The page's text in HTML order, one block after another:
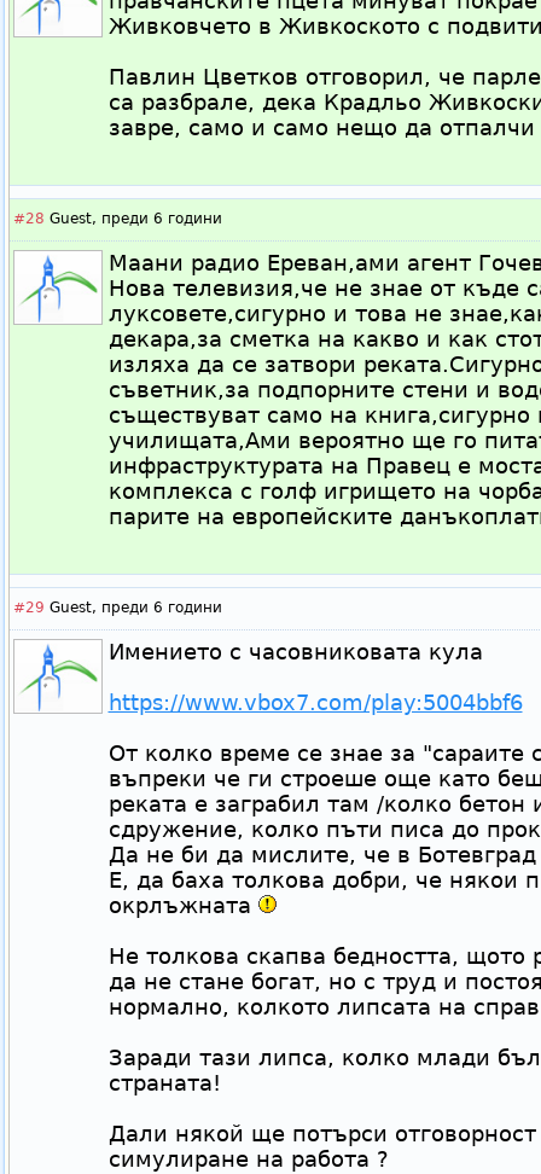
Живковчето в Живкоското с
Павлин Цветков отговорил, че
са разбрале, дека Крадльо
завре, само и само нещо да отпалчи
#28 Guest, преди 6 години
Маани радио Ереван,ами агент
Нова телевизия,че не знае от къде
луксовете,сигурно и това не
декара,за сметка на какво и как
изляха да се затвори
съветник,за подпорните стени и
съществуват само на
училищата,Ами вероятно ще го
инфраструктурата на Правец е
комплекса с голф игрището на
парите на европейските
#29 Guest, преди 6 години
Имението с часовниковата кула
https://www.vbox7.com/play:5004bbf6
От колко време се знае за "сараите
въпреки че ги строеше още като
реката е заграбил там /колко бетон
сдружение, колко пъти писа до
Да не би да мислите, че в
Е, да баха толкова добри, че някои
окрлъжната
Не толкова скапва бедността, щото
да не стане богат, но с труд и
нормално, колкото липсата на
Заради тази липса, колко млади
страната!
Дали някой ще потърси
симулиране на работа ?